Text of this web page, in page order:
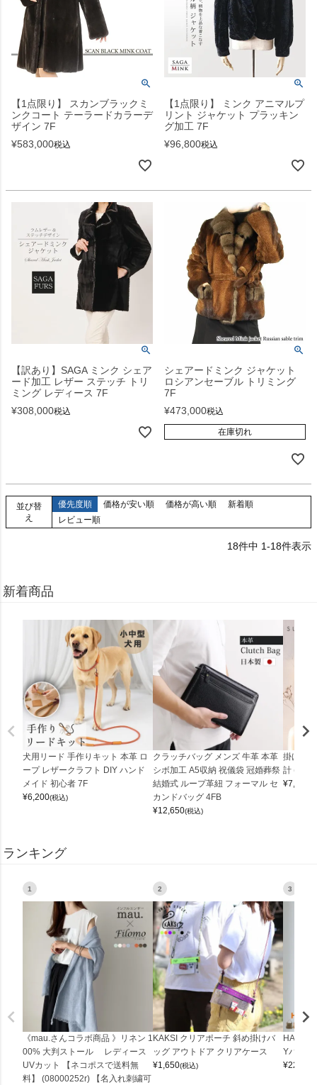
【1点限り】 スカンブラックミ
ンクコート テーラードカラーデ
ザイン 7F
¥583,000税込
【1点限り】 ミンク アニマルプ
リント ジャケット プラッキン
グ加工 7F
¥96,800税込
【訳あり】SAGA ミンク シェア
ード加工 レザー ステッチ トリ
ミング レディース 7F
¥308,000税込
シェアードミンク ジャケット
ロシアンセーブル トリミング
7F
¥473,000税込
在庫切れ
並び替
え
優先度順 価格が安い順 価格が高い順
新着順
レビュー順
18件中 1-18件表示
新着商品
犬用リード 手作りキット 本革 ロ
ープ レザークラフト DIY ハンド
メイド 初心者 7F
¥6,200(税込)
クラッチバッグ メンズ 牛革 本革
シボ加工 A5収納 祝儀袋 冠婚葬祭
結婚式 ループ革紐 フォーマル セ
カンドバッグ 4FB
¥12,650(税込)
掛け時
計
¥7,150
ランキング
1
《mau.さんコラボ商品 》リネン 1
00% 大判ストール レディース
UVカット 【ネコポスで送料無
料】 (08000252r) 【名入れ刺繍可
2
KAKSI クリアポーチ 斜め掛けバ
ッグ アウトドア クリアケース
¥1,650(税込)
3
Yバッグ
¥22,000